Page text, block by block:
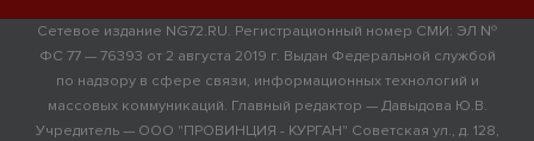
Сетевое издание NG72.RU. Регистрационный номер СМИ: ЭЛ №
ФС 77 — 76393 от 2 августа 2019 г. Выдан Федеральной службой
по надзору в сфере связи, информационных технологий и
массовых коммуникаций. Главный редактор — Давыдова Ю.В.
Учредитель — ООО "ПРОВИНЦИЯ - КУРГАН" Советская ул., д. 128,